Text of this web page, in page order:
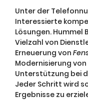
Unter der
Interessierte
Lösungen.
Vielzahl von
Erneuerung von
Modernisierung
Unterstützung bei
Jeder Schritt wird
Ergebnisse zu